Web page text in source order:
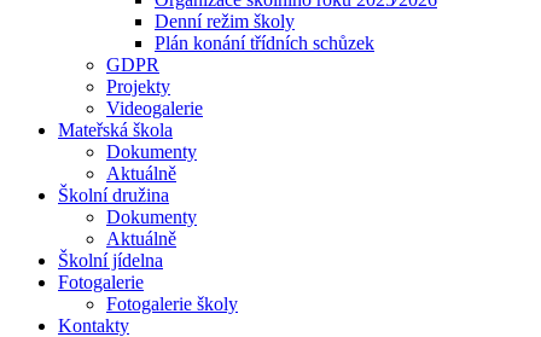
Denní režim školy
Plán konání třídních schůzek
GDPR
Projekty
Videogalerie
Mateřská škola
Dokumenty
Aktuálně
Školní družina
Dokumenty
Aktuálně
Školní jídelna
Fotogalerie
Fotogalerie školy
Kontakty